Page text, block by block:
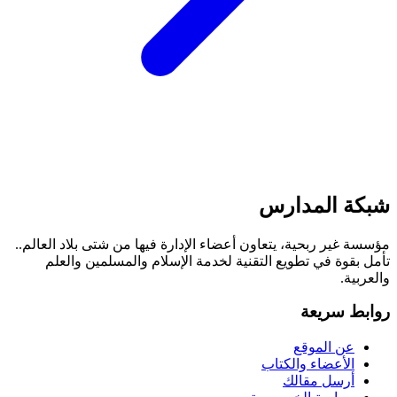
شبكة المدارس
مؤسسة غير ربحية، يتعاون أعضاء الإدارة فيها من شتى بلاد العالم..
تأمل بقوة في تطويع التقنية لخدمة الإسلام والمسلمين والعلم
والعربية.
روابط سريعة
عن الموقع
الأعضاء والكتاب
أرسل مقالك